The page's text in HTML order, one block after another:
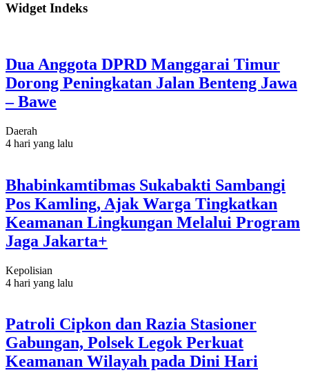
Widget Indeks
Dua Anggota DPRD Manggarai Timur
Dorong Peningkatan Jalan Benteng Jawa
– Bawe
Daerah
4 hari yang lalu
Bhabinkamtibmas Sukabakti Sambangi
Pos Kamling, Ajak Warga Tingkatkan
Keamanan Lingkungan Melalui Program
Jaga Jakarta+
Kepolisian
4 hari yang lalu
Patroli Cipkon dan Razia Stasioner
Gabungan, Polsek Legok Perkuat
Keamanan Wilayah pada Dini Hari